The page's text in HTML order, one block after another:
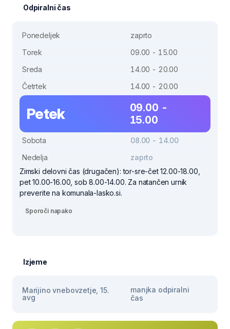
Odpiralni čas
Ponedeljek
zaprto
Torek
09.00 - 15.00
Sreda
14.00 - 20.00
Četrtek
14.00 - 20.00
Petek
09.00 -
15.00
Sobota
08.00 - 14.00
Nedelja
zaprto
Zimski delovni čas (drugačen): tor-sre-čet 12.00-18.00,
pet 10.00-16.00, sob 8.00-14.00. Za natančen urnik
preverite na komunala-lasko.si.
Sporoči napako
Izjeme
Marijino vnebovzetje, 15.
avg
manjka odpiralni
čas